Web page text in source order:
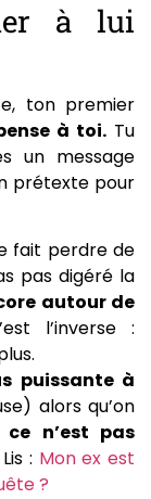
à lui
ton premier
à toi.Tu
un message
prétexte pour
fait perdre de
pas digéré la
autour de
l’inverse :
puissante à
alors qu’on
ce n’est pas
: Mon ex est
?